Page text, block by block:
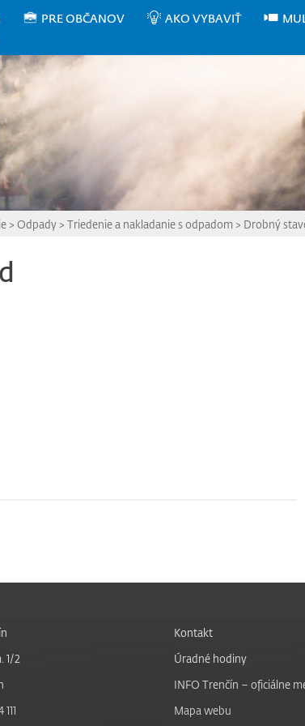
PRE OBČANOV AKO VYBAVIŤ
> Odpady> Triedenie a nakladanie s odpadom > Drobný
1/2
Kontakt
Úradné hodiny
INFO Trenčín – oficiálne
Mapa webu